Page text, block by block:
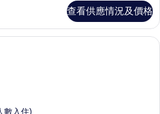
查看供應情況及價格
都會雙人房, 城市景 | 高級寢具、迷你
數入住)